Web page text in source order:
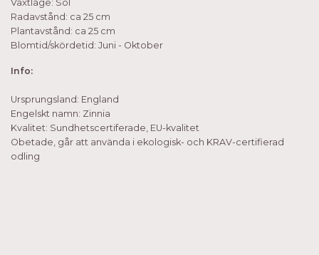
Växtläge: Sol
Radavstånd: ca 25 cm
Plantavstånd: ca 25 cm
Blomtid/skördetid: Juni - Oktober
Info:
Ursprungsland: England
Engelskt namn: Zinnia
Kvalitet: Sundhetscertiferade, EU-kvalitet
Obetade, går att använda i ekologisk- och KRAV-certifierad
odling